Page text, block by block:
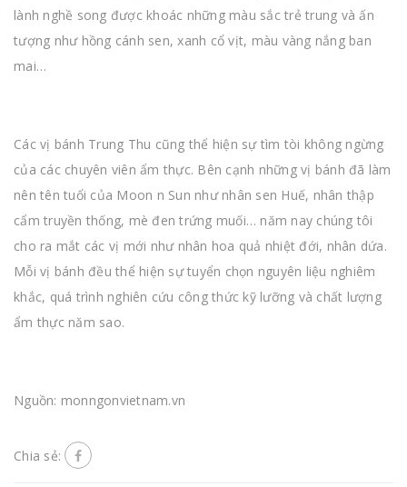
lành nghề song được khoác những màu sắc trẻ trung và ấn
tượng như hồng cánh sen, xanh cổ vịt, màu vàng nắng ban
mai…
Các vị bánh Trung Thu cũng thể hiện sự tìm tòi không ngừng
của các chuyên viên ẩm thực. Bên cạnh những vị bánh đã làm
nên tên tuổi của Moon n Sun như nhân sen Huế, nhân thập
cẩm truyền thống, mè đen trứng muối… năm nay chúng tôi
cho ra mắt các vị mới như nhân hoa quả nhiệt đới, nhân dứa.
Mỗi vị bánh đều thể hiện sự tuyển chọn nguyên liệu nghiêm
khắc, quá trình nghiên cứu công thức kỹ lưỡng và chất lượng
ẩm thực năm sao.
Nguồn: monngonvietnam.vn
Chia sẻ: